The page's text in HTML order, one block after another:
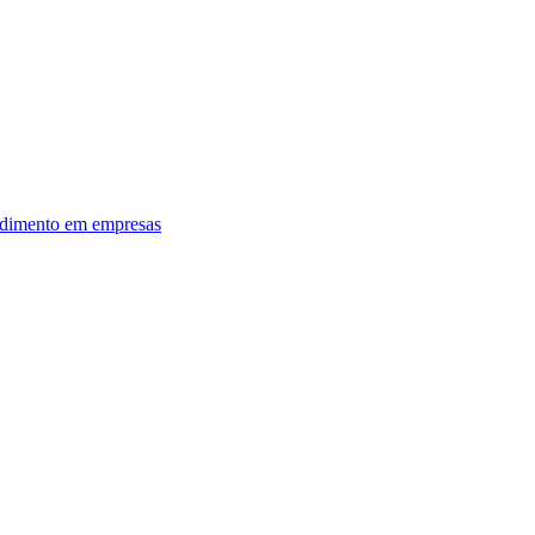
em empresas